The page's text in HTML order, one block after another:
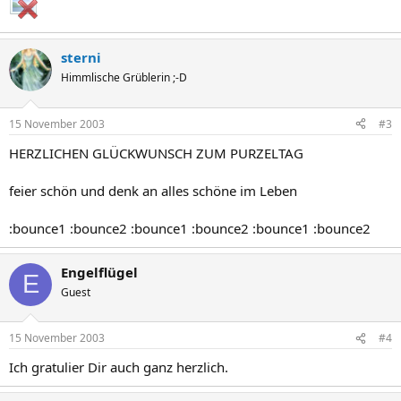
sterni
Himmlische Grüblerin ;-D
15 November 2003 #3
HERZLICHEN GLÜCKWUNSCH ZUM PURZELTAG
feier schön und denk an alles schöne im Leben
:bounce1 :bounce2 :bounce1 :bounce2 :bounce1 :bounce2
E Engelflügel
Guest
15 November 2003 #4
Ich gratulier Dir auch ganz herzlich.